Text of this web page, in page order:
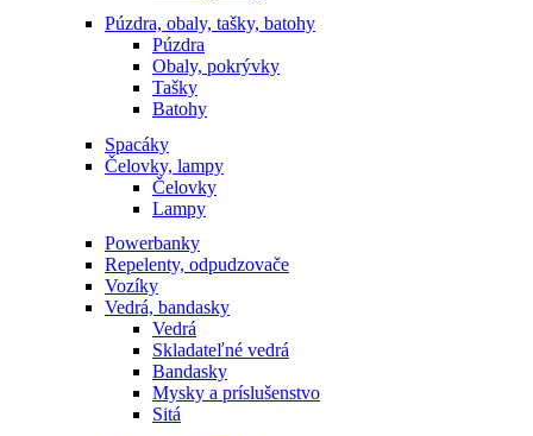
Púzdra, obaly, tašky, batohy
Púzdra
Obaly, pokrývky
Tašky
Batohy
Spacáky
Čelovky, lampy
Čelovky
Lampy
Powerbanky
Repelenty, odpudzovače
Vozíky
Vedrá, bandasky
Vedrá
Skladateľné vedrá
Bandasky
Mysky a príslušenstvo
Sitá